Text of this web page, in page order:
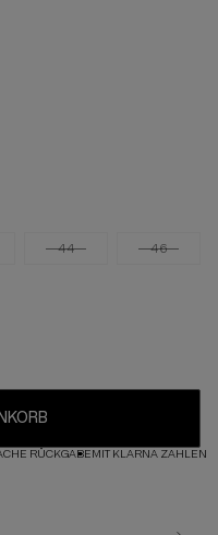
44 46
RÜCKGABEMIT KLARNA ZAHLEN